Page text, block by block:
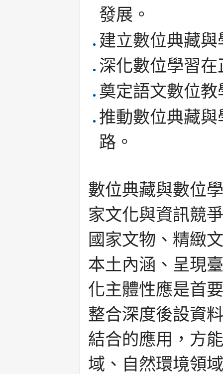
發展。
建立數位典藏
深化數位學習
奠定語文數位
推動數位典藏
路。
數位典藏與數位
家文化與資訊競
國家文物、精緻
本土內涵、呈現
化主體性應是首
整合深度後設資
結合的應用，方
域、自然環境領